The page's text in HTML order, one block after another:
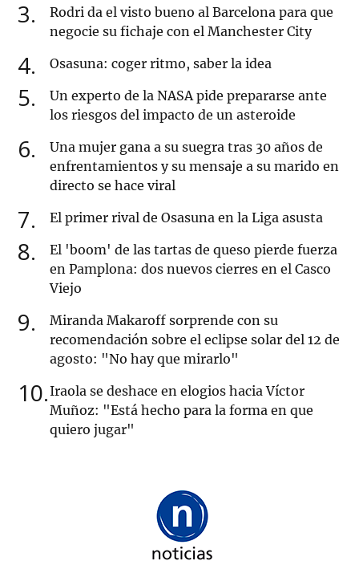
3
Rodri da el visto bueno al Barcelona para que
negocie su fichaje con el Manchester City
4 Osasuna: coger ritmo, saber la idea
5
Un experto de la NASA pide prepararse ante
los riesgos del impacto de un asteroide
6
Una mujer gana a su suegra tras 30 años de
enfrentamientos y su mensaje a su marido en
directo se hace viral
7 El primer rival de Osasuna en la Liga asusta
8
El 'boom' de las tartas de queso pierde fuerza
en Pamplona: dos nuevos cierres en el Casco
Viejo
9
Miranda Makaroff sorprende con su
recomendación sobre el eclipse solar del 12 de
agosto: "No hay que mirarlo"
10 Iraola se deshace en elogios hacia Víctor
Muñoz: "Está hecho para la forma en que
quiero jugar"